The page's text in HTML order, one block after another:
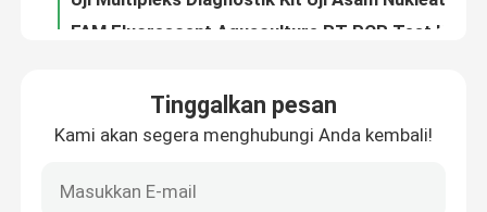
Berita
kasus
Tinggalkan pesan
Kami akan segera menghubungi Anda kembali!